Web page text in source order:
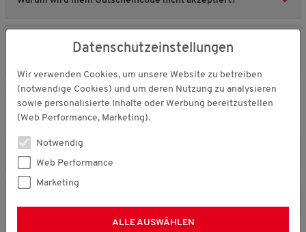
Ist es möglich, mehrere Aktionsgutscheine oder
Rabattcodes in einer Bestellung zu verwenden?
Newsletter
Wie kann ich mich zum Newsletter anmelden?
Datenschutzeinstellungen
Wir verwenden Cookies, um unsere Website zu betreiben
(notwendige Cookies) und um deren Nutzung zu analysieren
sowie personalisierte Inhalte oder Werbung bereitzustellen
(Web Performance, Marketing).
Notwendig
Web Performance
Marketing
ALLE AUSWÄHLEN